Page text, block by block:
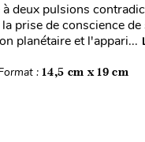
deux pulsions
prise de conscience
planétaire et l'appari...
:14,5 cm x 19 cm